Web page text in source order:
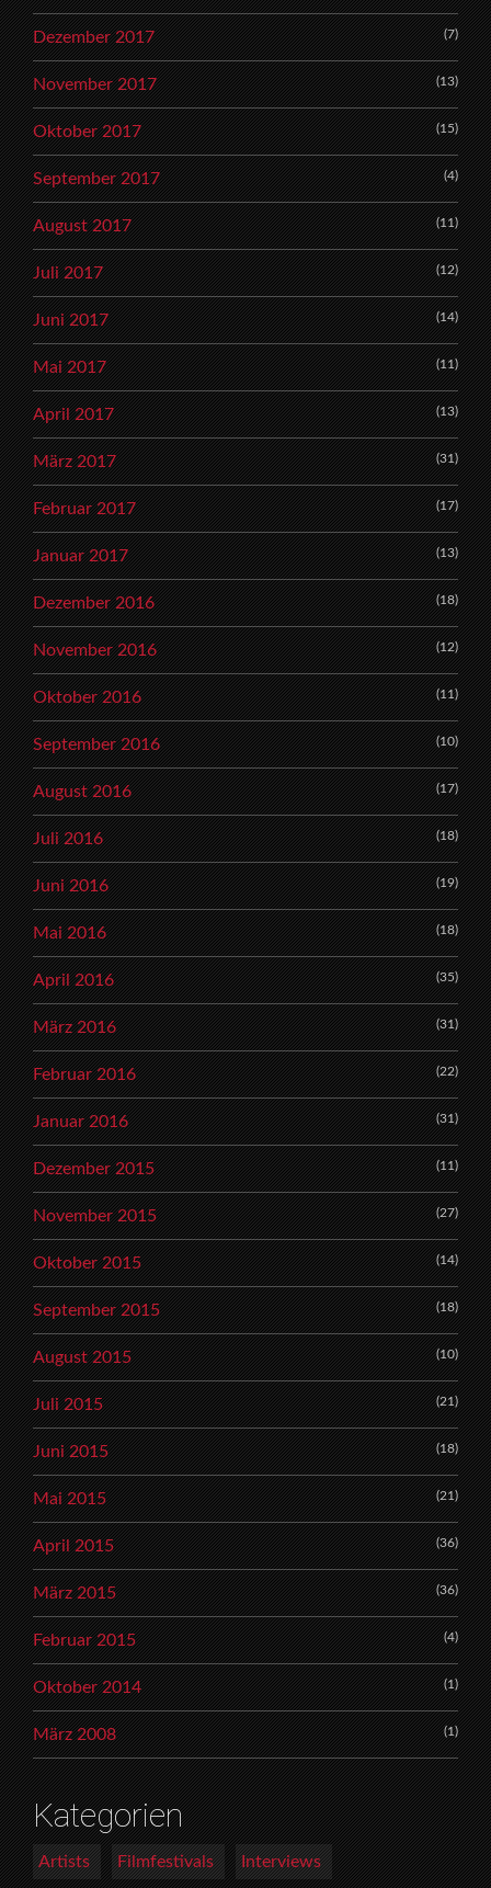
Dezember 2017 (7)
November 2017 (13)
Oktober 2017 (15)
September 2017 (4)
August 2017 (11)
Juli 2017 (12)
Juni 2017 (14)
Mai 2017 (11)
April 2017 (13)
März 2017 (31)
Februar 2017 (17)
Januar 2017 (13)
Dezember 2016 (18)
November 2016 (12)
Oktober 2016 (11)
September 2016 (10)
August 2016 (17)
Juli 2016 (18)
Juni 2016 (19)
Mai 2016 (18)
April 2016 (35)
März 2016 (31)
Februar 2016 (22)
Januar 2016 (31)
Dezember 2015 (11)
November 2015 (27)
Oktober 2015 (14)
September 2015 (18)
August 2015 (10)
Juli 2015 (21)
Juni 2015 (18)
Mai 2015 (21)
April 2015 (36)
März 2015 (36)
Februar 2015 (4)
Oktober 2014 (1)
März 2008 (1)
Kategorien
Artists Filmfestivals Interviews